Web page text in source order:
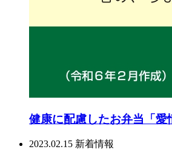
健康に配慮したお弁当「
2023.02.15 新着情報